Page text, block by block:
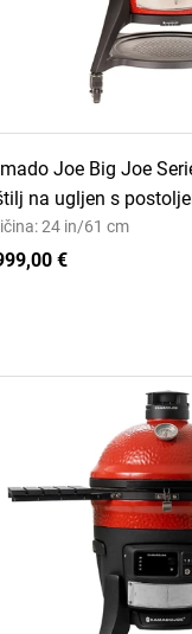
Joe Big Joe
na ugljen s
24 in/61 cm
€